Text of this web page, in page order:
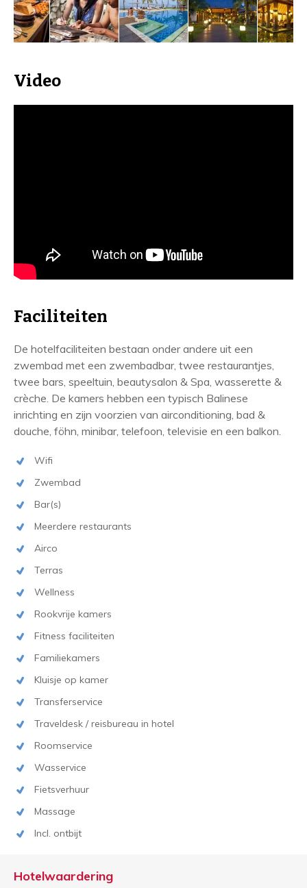
Video
Faciliteiten
De hotelfaciliteiten bestaan onder andere uit een
zwembad met een zwembadbar, twee restaurantjes,
twee bars, speeltuin, beautysalon & Spa, wasserette &
crèche. De kamers hebben een typisch Balinese
inrichting en zijn voorzien van airconditioning, bad &
douche, föhn, minibar, telefoon, televisie en een balkon.
Wifi
Zwembad
Bar(s)
Meerdere restaurants
Airco
Terras
Wellness
Rookvrije kamers
Fitness faciliteiten
Familiekamers
Kluisje op kamer
Transferservice
Traveldesk / reisbureau in hotel
Roomservice
Wasservice
Fietsverhuur
Massage
Incl. ontbijt
Hotelwaardering